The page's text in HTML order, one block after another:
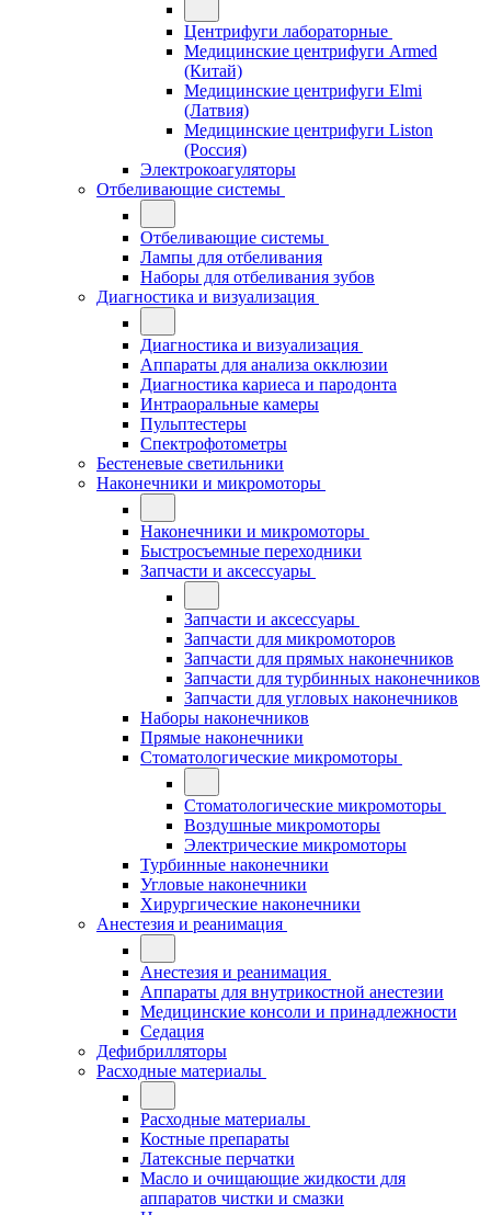
Центрифуги лабораторные
Медицинские центрифуги Armed
(Китай)
Медицинские центрифуги Elmi
(Латвия)
Медицинские центрифуги Liston
(Россия)
Электрокоагуляторы
Отбеливающие системы
Отбеливающие системы
Лампы для отбеливания
Наборы для отбеливания зубов
Диагностика и визуализация
Диагностика и визуализация
Аппараты для анализа окклюзии
Диагностика кариеса и пародонта
Интраоральные камеры
Пульптестеры
Спектрофотометры
Бестеневые светильники
Наконечники и микромоторы
Наконечники и микромоторы
Быстросъемные переходники
Запчасти и аксессуары
Запчасти и аксессуары
Запчасти для микромоторов
Запчасти для прямых наконечников
Запчасти для турбинных наконечников
Запчасти для угловых наконечников
Наборы наконечников
Прямые наконечники
Стоматологические микромоторы
Стоматологические микромоторы
Воздушные микромоторы
Электрические микромоторы
Турбинные наконечники
Угловые наконечники
Хирургические наконечники
Анестезия и реанимация
Анестезия и реанимация
Аппараты для внутрикостной анестезии
Медицинские консоли и принадлежности
Седация
Дефибрилляторы
Расходные материалы
Расходные материалы
Костные препараты
Латексные перчатки
Масло и очищающие жидкости для
аппаратов чистки и смазки